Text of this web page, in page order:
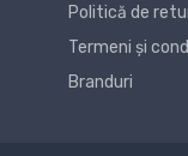
Politică de
Termeni și
Branduri